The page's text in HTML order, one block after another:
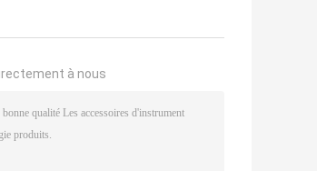
à nous